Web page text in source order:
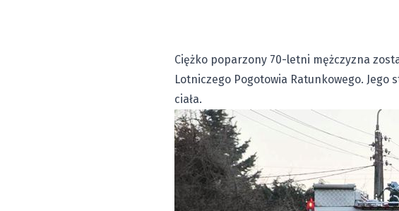
Ciężko poparzony 70-letni mężczyzna
Lotniczego Pogotowia Ratunkowego.
ciała.